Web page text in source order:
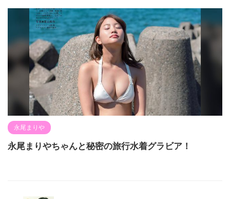
永尾まりや
永尾まりやちゃんと秘密の旅行水着グラビア！